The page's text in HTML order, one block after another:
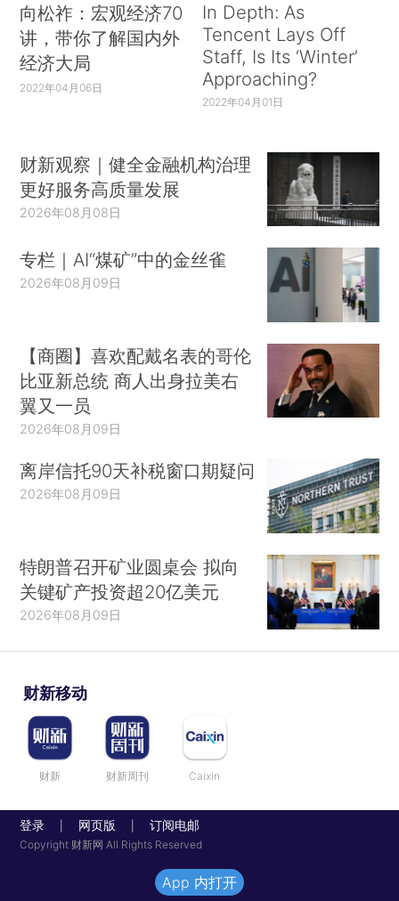
向松祚：宏观经济70
讲，带你了解国内外
经济大局
2022年04月06日
In Depth: As
Tencent Lays Off
Staff, Is Its ‘Winter’
Approaching?
2022年04月01日
财新观察｜健全金融机构治理
更好服务高质量发展
2026年08月08日
专栏｜AI“煤矿”中的金丝雀
2026年08月09日
【商圈】喜欢配戴名表的哥伦
比亚新总统 商人出身拉美右
翼又一员
2026年08月09日
离岸信托90天补税窗口期疑问
2026年08月09日
特朗普召开矿业圆桌会 拟向
关键矿产投资超20亿美元
2026年08月09日
财新移动
财新 财新周刊 Caixin
登录 网页版 订阅电邮
Copyright 财新网 All Rights Reserved
App 内打开